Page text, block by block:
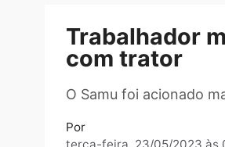
com trator
O Samu foi